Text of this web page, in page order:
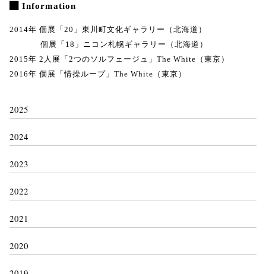
Information
2014年 個展「20」東川町文化ギャラリー（北海道）
個展「18」ニコン札幌ギャラリー（北海道）
2015年 2人展「2つのソルフェージュ」The White（東京）
2016年 個展「情操ループ」The White（東京）
2025
2024
2023
2022
2021
2020